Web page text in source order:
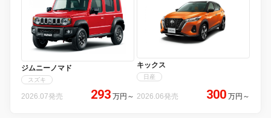
ジムニーノマド
スズキ
2026.07発売 293 万円 ～
キックス
日産
2026.06発売 300 万円 ～